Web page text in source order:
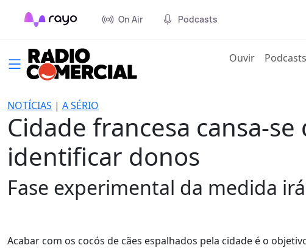
On Air Podcasts
Ouvir(current)
Podcasts
NOTÍCIAS | A SÉRIO
Cidade francesa cansa-
identificar donos
Fase experimental da medida
Acabar com os cocós de cães espalhados pela cidade é o